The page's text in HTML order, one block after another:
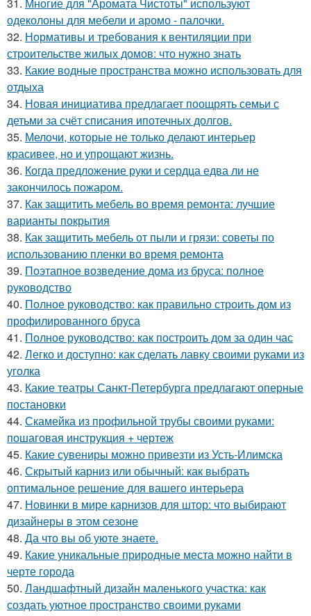
одеколоны для мебели и аромо - палочки.
32. Нормативы и требования к вентиляции при
строительстве жилых домов: что нужно знать
33. Какие водные пространства можно использовать для
отдыха
34. Новая инициатива предлагает поощрять семьи с
детьми за счёт списания ипотечных долгов.
35. Мелочи, которые не только делают интерьер
красивее, но и упрощают жизнь.
36. Когда предложение руки и сердца едва ли не
закончилось пожаром.
37. Как защитить мебель во время ремонта: лучшие
варианты покрытия
38. Как защитить мебель от пыли и грязи: советы по
использованию пленки во время ремонта
39. Поэтапное возведение дома из бруса: полное
руководство
40. Полное руководство: как правильно строить дом из
профилированного бруса
41. Полное руководство: как построить дом за один час
42. Легко и доступно: как сделать лавку своими руками из
уголка
43. Какие театры Санкт-Петербурга предлагают оперные
постановки
44. Скамейка из профильной трубы своими руками:
пошаговая инструкция + чертеж
45. Какие сувениры можно привезти из Усть-Илимска
46. Скрытый карниз или обычный: как выбрать
оптимальное решение для вашего интерьера
47. Новинки в мире карнизов для штор: что выбирают
дизайнеры в этом сезоне
48. Да что вы об уюте знаете.
49. Какие уникальные природные места можно найти в
черте города
50. Ландшафтный дизайн маленького участка: как
создать уютное пространство своими руками